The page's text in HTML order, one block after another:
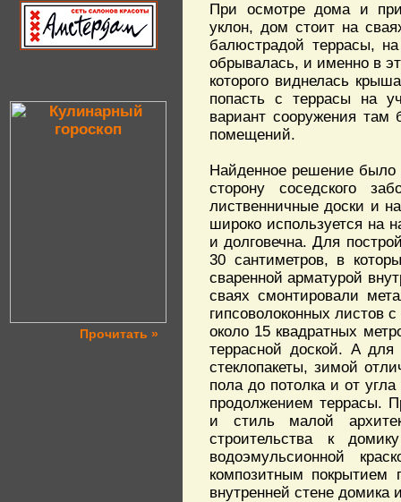
Прочитать »
При осмотре дома и
уклон, дом стоит на
балюстрадой террасы,
обрывалась, и именно в
которого виднелась
попасть с террасы на
вариант сооружения
помещений.
Найденное решение
сторону соседского
лиственничные доски и
широко используется на
и долговечна. Для
30 сантиметров, в
сваренной арматурой
сваях смонтировали
гипсоволоконных листов
около 15 квадратных
террасной доской. А
стеклопакеты, зимой
пола до потолка и от
продолжением террасы.
и стиль малой
строительства к
водоэмульсионной
композитным покрытием
внутренней стене домика